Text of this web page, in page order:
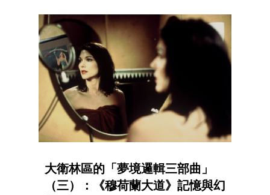
大衛林區的「夢境邏輯三部曲」
（三）：《穆荷蘭大道》記憶與幻